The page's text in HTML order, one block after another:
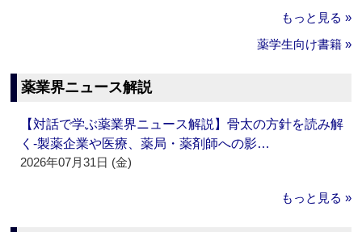
もっと見る »
薬学生向け書籍 »
薬業界ニュース解説
【対話で学ぶ薬業界ニュース解説】骨太の方針を読み解
く‐製薬企業や医療、薬局・薬剤師への影…
2026年07月31日 (金)
もっと見る »